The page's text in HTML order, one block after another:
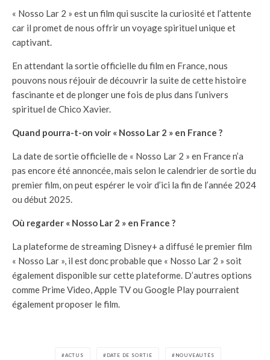
« Nosso Lar 2 » est un film qui suscite la curiosité et l’attente
car il promet de nous offrir un voyage spirituel unique et
captivant.
En attendant la sortie officielle du film en France, nous
pouvons nous réjouir de découvrir la suite de cette histoire
fascinante et de plonger une fois de plus dans l’univers
spirituel de Chico Xavier.
Quand pourra-t-on voir « Nosso Lar 2 » en France ?
La date de sortie officielle de « Nosso Lar 2 » en France n’a
pas encore été annoncée, mais selon le calendrier de sortie du
premier film, on peut espérer le voir d’ici la fin de l’année 2024
ou début 2025.
Où regarder « Nosso Lar 2 » en France ?
La plateforme de streaming Disney+ a diffusé le premier film
« Nosso Lar », il est donc probable que « Nosso Lar 2 » soit
également disponible sur cette plateforme. D’autres options
comme Prime Video, Apple TV ou Google Play pourraient
également proposer le film.
ACTUS DATE DE SORTIE NOUVEAUTÉS